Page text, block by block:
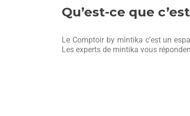
Qu’est-ce que
Le Comptoir by mintika c’est un
Les experts de mintika vous